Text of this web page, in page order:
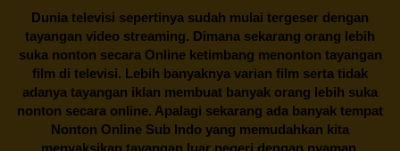
Dunia televisi sepertinya sudah mulai tergeser dengan
tayangan video streaming. Dimana sekarang orang lebih
suka nonton secara Online ketimbang menonton tayangan
film di televisi. Lebih banyaknya varian film serta tidak
adanya tayangan iklan membuat banyak orang lebih suka
nonton secara online. Apalagi sekarang ada banyak tempat
Nonton Online Sub Indo yang memudahkan kita
menyaksikan tayangan luar negeri dengan nyaman.